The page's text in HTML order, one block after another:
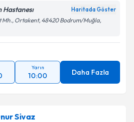
Hastanesı Haritada Göster
Mh., Ortakent, 48420 Bodrum/Muğla,
Yarın
10:00 Daha Fazla
Sivaz